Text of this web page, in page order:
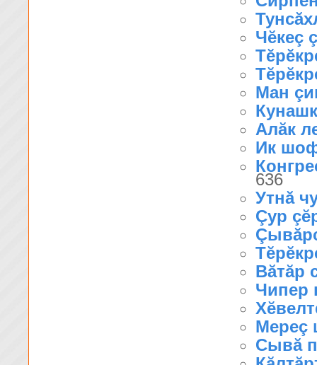
Чĕкеç
Ман
Алăк
Ик
636
Утнă
Çур
Вăтăр
Чипер
Мереç
Сывă